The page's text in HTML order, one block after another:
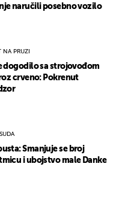
naručili posebno vozilo
NA PRUZI
dogodilo sa strojovođom
crveno: Pokrenut
Smanjuje se broj
i ubojstvo male Danke